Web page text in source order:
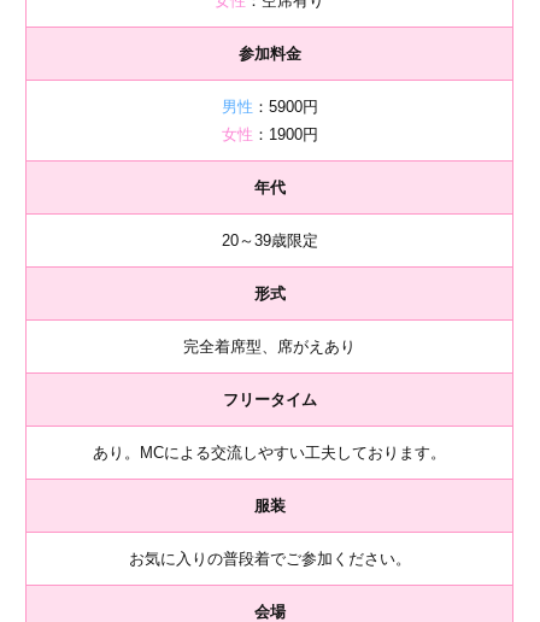
参加料金
男性 ：5900円
女性 ：1900円
年代
20～39歳限定
形式
完全着席型、席がえあり
フリータイム
あり。MCによる交流しやすい工夫しております。
服装
お気に入りの普段着でご参加ください。
会場